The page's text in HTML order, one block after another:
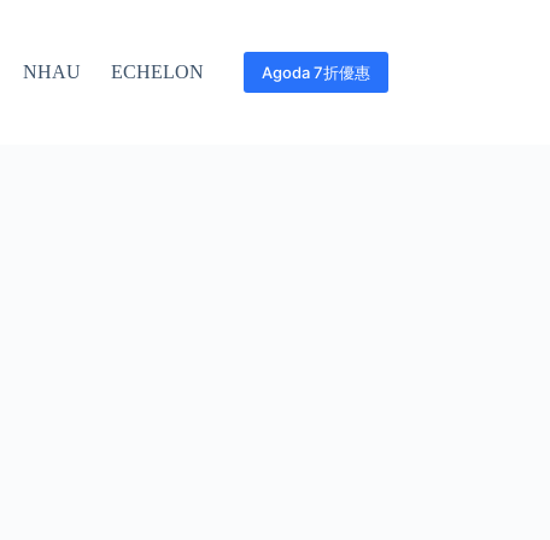
NHAU ECHELON Agoda 7折優惠